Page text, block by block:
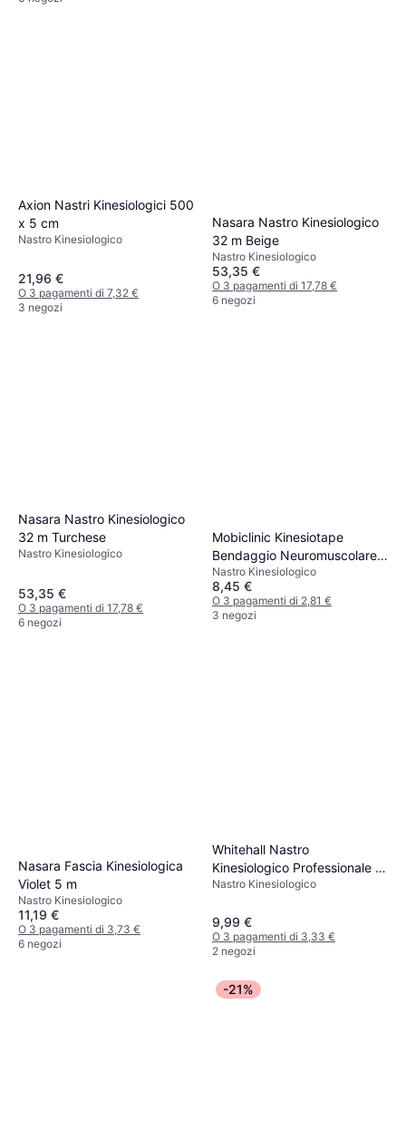
Axion Nastri Kinesiologici 500
x 5 cm
Nastro Kinesiologico
21,96 €
O 3 pagamenti di 7,32 €
3 negozi
Nasara Nastro Kinesiologico
32 m Beige
Nastro Kinesiologico
53,35 €
O 3 pagamenti di 17,78 €
6 negozi
Nasara Nastro Kinesiologico
32 m Turchese
Nastro Kinesiologico
53,35 €
O 3 pagamenti di 17,78 €
6 negozi
Mobiclinic Kinesiotape
Bendaggio Neuromuscolare
5 x 5 cm
Nastro Kinesiologico
8,45 €
O 3 pagamenti di 2,81 €
3 negozi
Nasara Fascia Kinesiologica
Violet 5 m
Nastro Kinesiologico
11,19 €
O 3 pagamenti di 3,73 €
6 negozi
Whitehall Nastro
Kinesiologico Professionale e-
Book Tape 5cm x 5m Verde
Nastro Kinesiologico
9,99 €
O 3 pagamenti di 3,33 €
2 negozi
-21%